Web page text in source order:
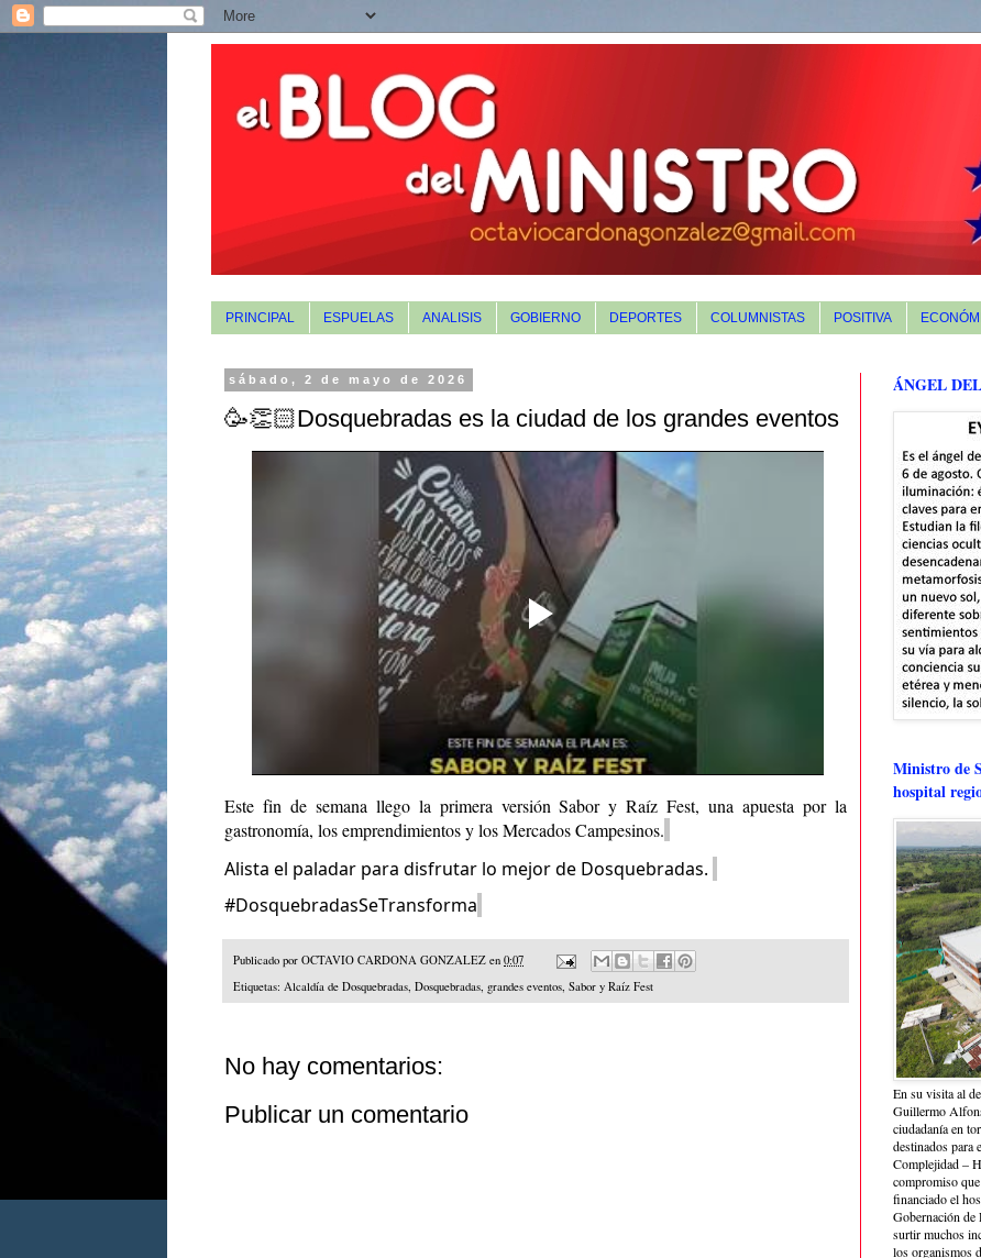
PRINCIPAL ESPUELAS ANALISIS GOBIERNO DEPORTES COLUMNISTAS POSITIVA
sábado, 2 de mayo de 2026
🥳👏🏻Dosquebradas es la ciudad de los grandes eventos
Este fin de semana llego la primera versión Sabor y Raíz Fest, una apuesta por la
gastronomía, los emprendimientos y los Mercados Campesinos.
Alista el paladar para disfrutar lo mejor de Dosquebradas.
#DosquebradasSeTransforma
Publicado por OCTAVIO CARDONA GONZALEZ en 0:07
Etiquetas: Alcaldía de Dosquebradas, Dosquebradas, grandes eventos, Sabor y Raíz Fest
No hay comentarios:
Publicar un comentario
ÁNGEL
Ministro de
hospital
En su visita al
Guillermo
ciudadanía en
destinados para
Complejidad –
compromiso
financiado el
Gobernación de
surtir muchos
los organismos